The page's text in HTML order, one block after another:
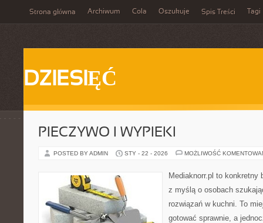
Strona główna Archiwum Cola Oszukuje Spis Treści Tagi
DZIESIĘĆ
PIECZYWO I WYPIEKI
POSTED BY ADMIN STY - 22 - 2026 MOŻLIWOŚĆ
Mediaknorr.pl to konkretny
z myślą o osobach
rozwiązań w kuchni. To
gotować sprawnie, a